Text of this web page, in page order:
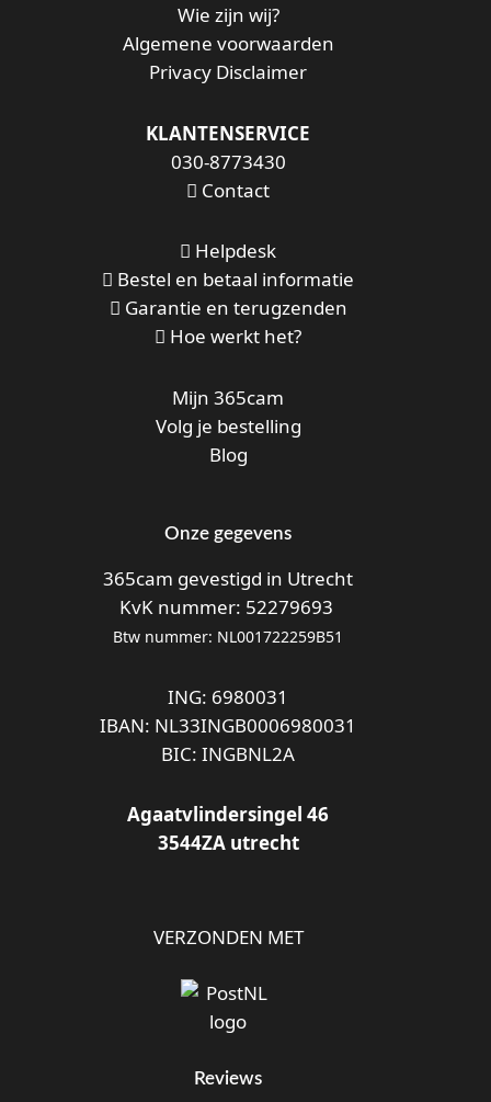
Wie zijn wij?
Algemene voorwaarden
Privacy Disclaimer
KLANTENSERVICE
030-8773430
Contact
Helpdesk
Bestel en betaal informatie
Garantie en terugzenden
Hoe werkt het?
Mijn 365cam
Volg je bestelling
Blog
Onze gegevens
365cam gevestigd in Utrecht
KvK nummer: 52279693
Btw nummer: NL001722259B51
ING: 6980031
IBAN: NL33INGB0006980031
BIC: INGBNL2A
Agaatvlindersingel 46
3544ZA utrecht
VERZONDEN MET
Reviews